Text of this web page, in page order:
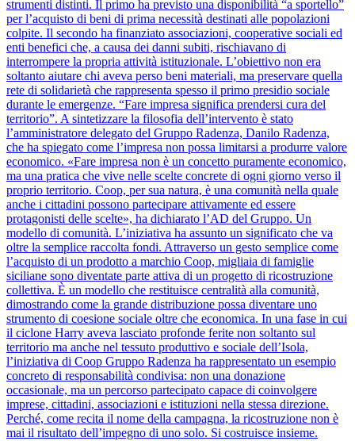
strumenti distinti. Il primo ha previsto una disponibilità “a sportello”
per l’acquisto di beni di prima necessità destinati alle popolazioni
colpite. Il secondo ha finanziato associazioni, cooperative sociali ed
enti benefici che, a causa dei danni subiti, rischiavano di
interrompere la propria attività istituzionale. L’obiettivo non era
soltanto aiutare chi aveva perso beni materiali, ma preservare quella
rete di solidarietà che rappresenta spesso il primo presidio sociale
durante le emergenze. “Fare impresa significa prendersi cura del
territorio”. A sintetizzare la filosofia dell’intervento è stato
l’amministratore delegato del Gruppo Radenza, Danilo Radenza,
che ha spiegato come l’impresa non possa limitarsi a produrre valore
economico. «Fare impresa non è un concetto puramente economico,
ma una pratica che vive nelle scelte concrete di ogni giorno verso il
proprio territorio. Coop, per sua natura, è una comunità nella quale
anche i cittadini possono partecipare attivamente ed essere
protagonisti delle scelte», ha dichiarato l’AD del Gruppo. Un
modello di comunità. L’iniziativa ha assunto un significato che va
oltre la semplice raccolta fondi. Attraverso un gesto semplice come
l’acquisto di un prodotto a marchio Coop, migliaia di famiglie
siciliane sono diventate parte attiva di un progetto di ricostruzione
collettiva. È un modello che restituisce centralità alla comunità,
dimostrando come la grande distribuzione possa diventare uno
strumento di coesione sociale oltre che economica. In una fase in cui
il ciclone Harry aveva lasciato profonde ferite non soltanto sul
territorio ma anche nel tessuto produttivo e sociale dell’Isola,
l’iniziativa di Coop Gruppo Radenza ha rappresentato un esempio
concreto di responsabilità condivisa: non una donazione
occasionale, ma un percorso partecipato capace di coinvolgere
imprese, cittadini, associazioni e istituzioni nella stessa direzione.
Perché, come recita il nome della campagna, la ricostruzione non è
mai il risultato dell’impegno di uno solo. Si costruisce insieme.